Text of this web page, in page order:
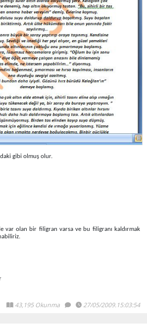
gibi olmuş olur.
var olan bir filigran varsa ve bu filigranı kaldırmak
43,195 Okunma 27/05/2009.15:03:54